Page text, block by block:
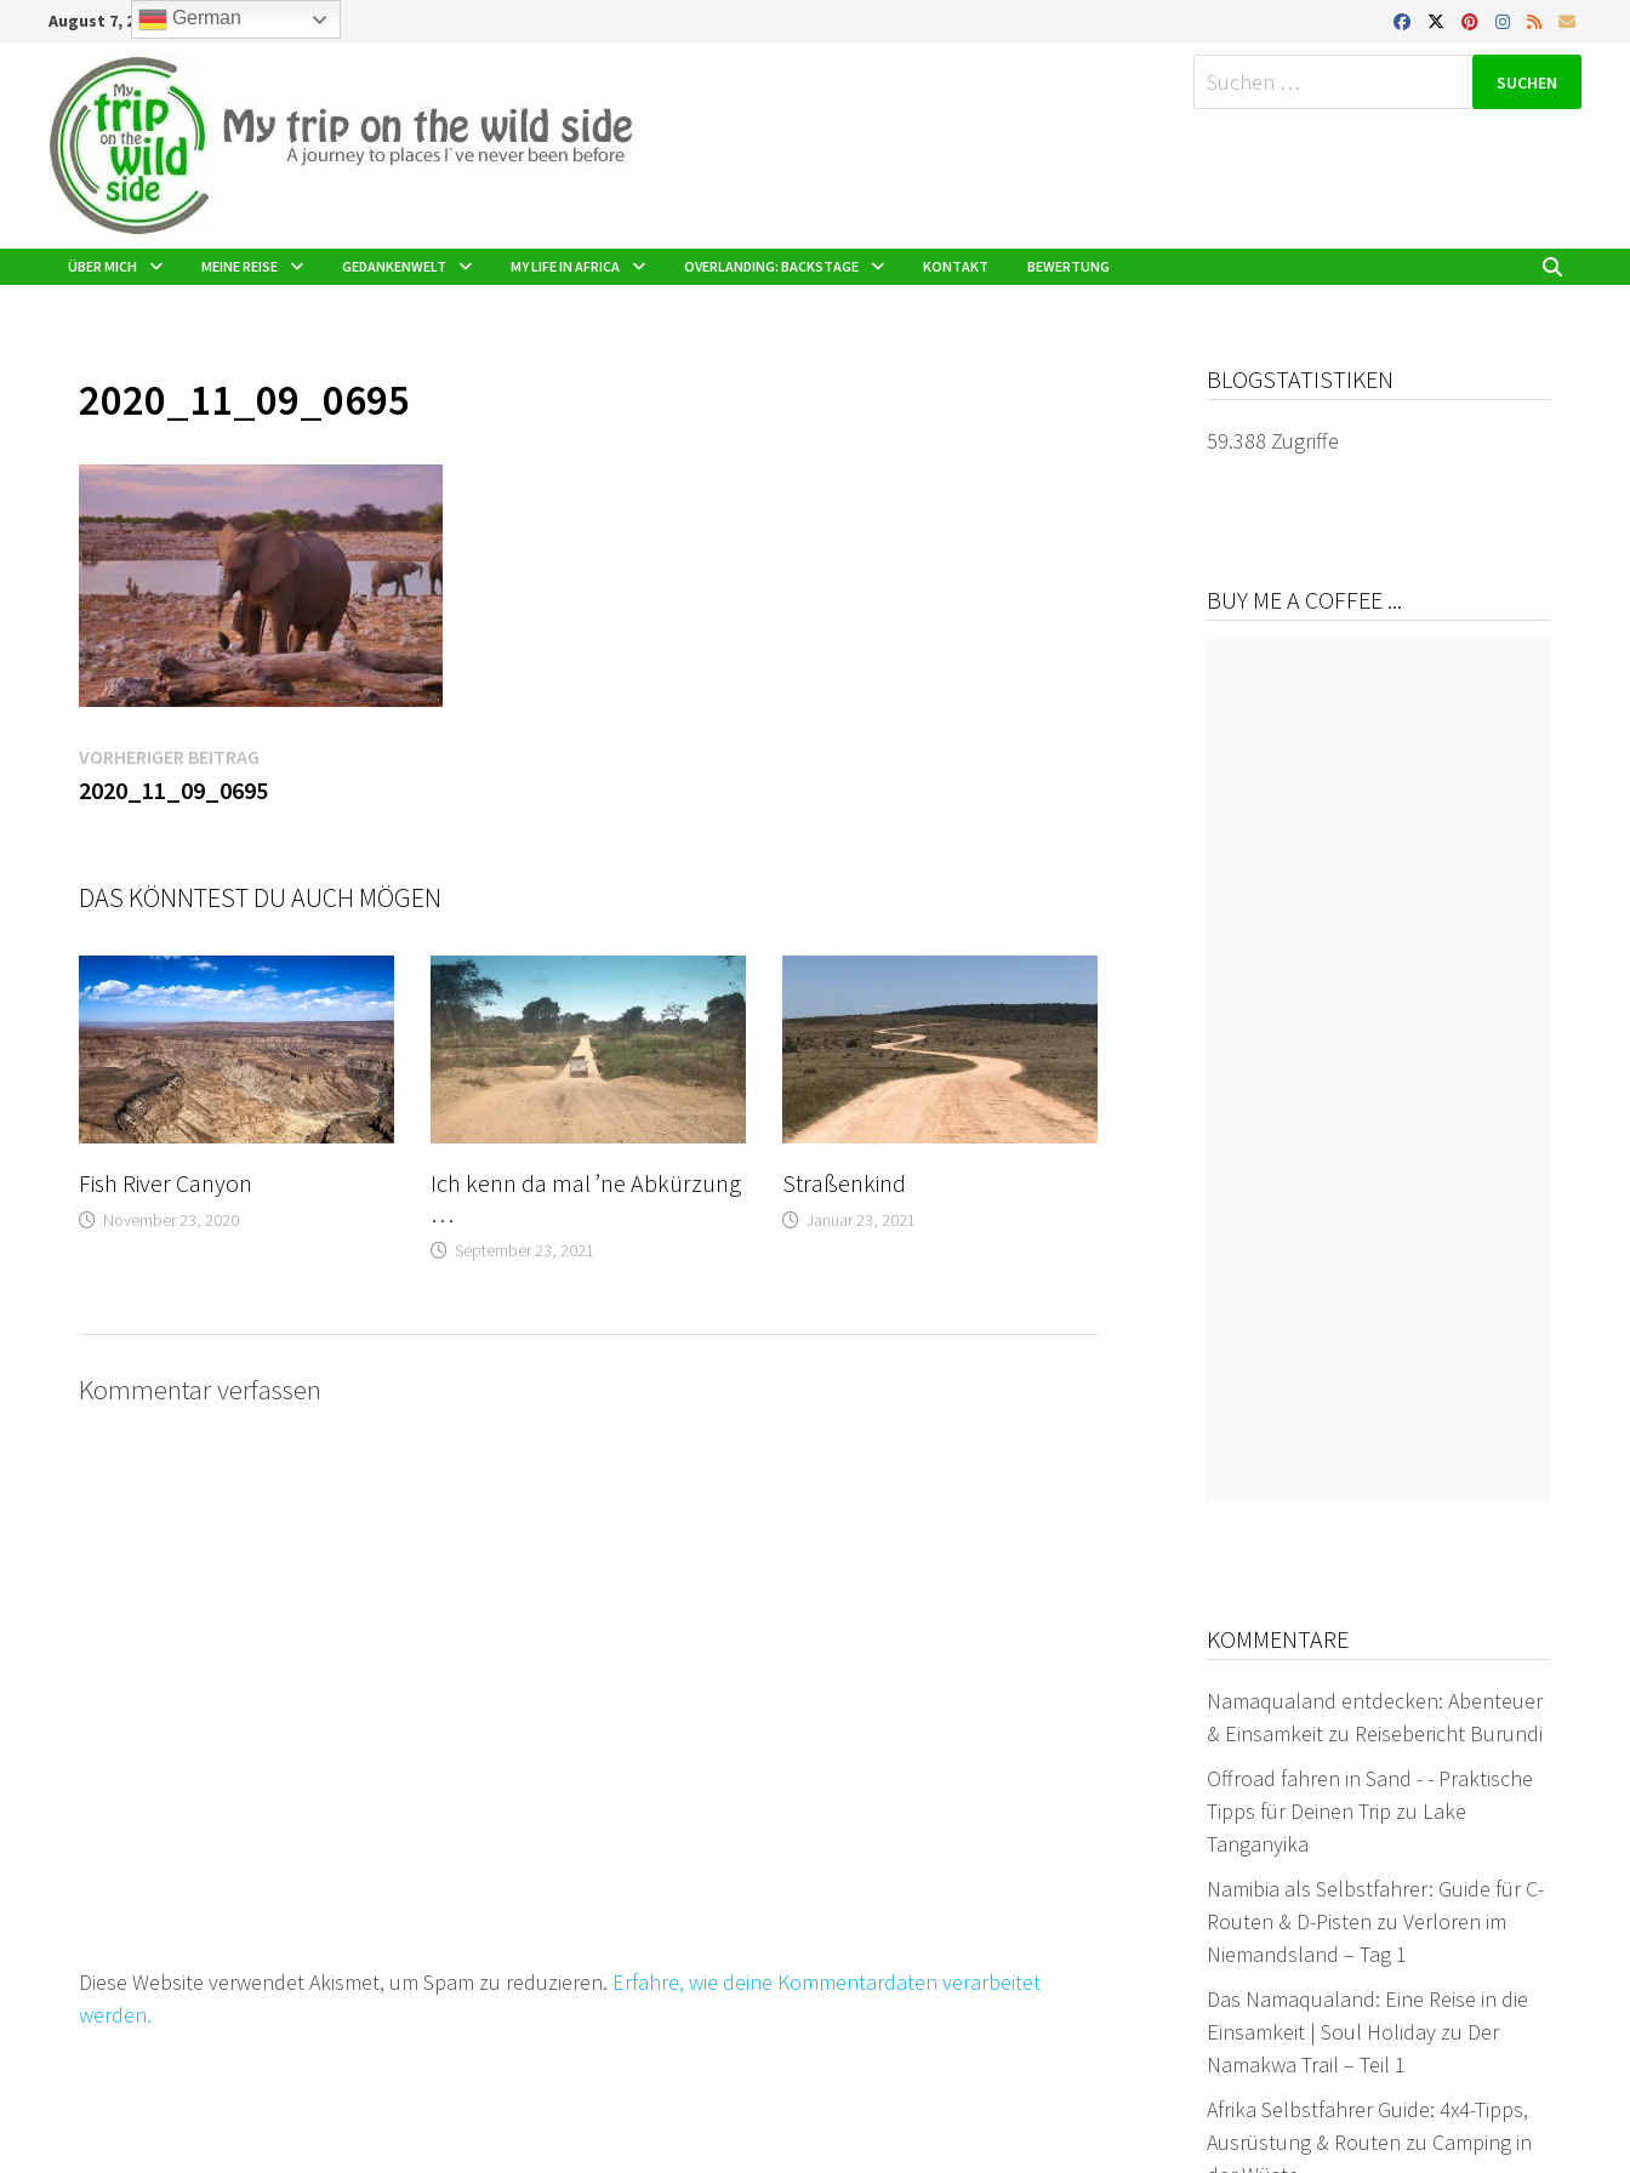
ZurückAugust 7, 2026
Suchen
nach:
ÜBER MICH MEINE REISE GEDANKENWELT MY LIFE IN AFRICA OVERLANDING: BACKSTAGE KONTAKT BEWERTUNG
2020_11_09_0695
Beitragsnavigation
VORHERIGER BEITRAG
Beitrag:
2020_11_09_0695
DAS KÖNNTEST DU AUCH MÖGEN
Fish River Canyon
November 23, 2020
Ich kenn da mal ’ne Abkürzung
…
September 23, 2021
Straßenkind
Januar 23, 2021
Kommentar verfassen
Diese Website verwendet Akismet, um Spam zu reduzieren. Erfahre, wie deine Kommentardaten verarbeitet
werden.
BLOGSTATISTIKEN
59.388 Zugriffe
BUY ME A COFFEE ...
KOMMENTARE
Namaqualand entdecken: Abenteuer
& Einsamkeitzu Reisebericht Burundi
Offroad fahren in Sand - - Praktische
Tipps für Deinen Trip zu Lake
Tanganyika
Namibia als Selbstfahrer: Guide für C-
Routen & D-Pisten zu Verloren im
Niemandsland – Tag 1
Das Namaqualand: Eine Reise in die
Einsamkeit | Soul Holidayzu Der
Namakwa Trail – Teil 1
Afrika Selbstfahrer Guide: 4x4-Tipps,
Ausrüstung & Routen zu Camping in
German